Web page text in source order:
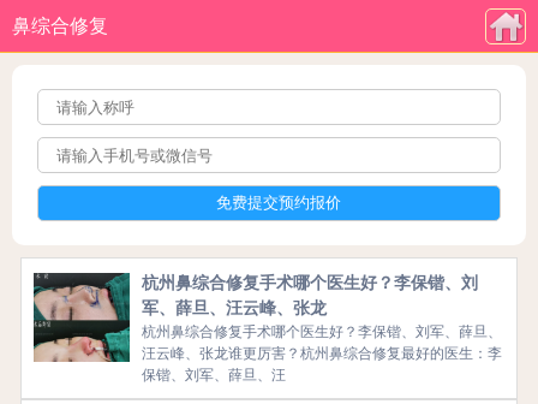
鼻综合修复
杭州鼻综合修复手术哪个医生好？李保锴、刘
军、薛旦、汪云峰、张龙
杭州鼻综合修复手术哪个医生好？李保锴、刘军、薛旦、
汪云峰、张龙谁更厉害？杭州鼻综合修复最好的医生：李
保锴、刘军、薛旦、汪